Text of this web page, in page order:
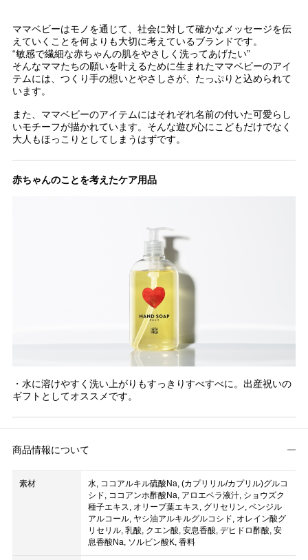
ママベビーはモノを通じて、社会に対して確かなメッセージを伝
えていくことを何よりも大切に考えているブランドです。
“敏感で繊細な赤ちゃんの肌をやさしく洗ってあげたい”
そんなママたちの願いを叶えるために生まれたママベビーのアイ
テムには、つくり手の想いとやさしさが、たっぷりと込められて
います。
また、ママベビーのアイテムにはそれぞれ名前の付いた可愛らし
いモチーフが描かれています。そんな遊び心にこどもだけでなく
大人もほっこりとしてしまうはずです。
赤ちゃんのことを考えたケア用品
・水に溶けやすく洗い上がりもすっきりすべすべに。出産祝いの
ギフトとしてオススメです。
商品情報について
素材
水, ココアルキル硫酸Na, (カプリリル/カプリル)グルコ
シド, ココアンホ酢酸Na, アロエベラ液汁, ショウズク
種子エキス, オリーブ葉エキス, グリセリン, ベンジル
アルコール, ヤシ油アルキルグルコシド, オレイン酸グ
リセリル, 乳酸, クエン酸, 安息香酸, デヒドロ酢酸, 安
息香酸Na, ソルビン酸K, 香料